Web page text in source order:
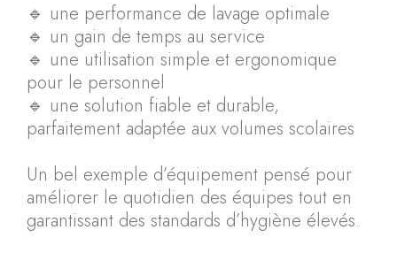
🔹 une performance de lavage optimale
🔹 un gain de temps au service
🔹 une utilisation simple et ergonomique
pour le personnel
🔹 une solution fiable et durable,
parfaitement adaptée aux volumes scolaires
Un bel exemple d’équipement pensé pour
améliorer le quotidien des équipes tout en
garantissant des standards d’hygiène élevés.